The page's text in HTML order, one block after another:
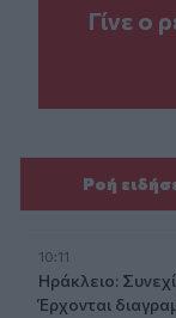
Γίνε ο
Ροή
10:11
Ηράκλειο:
Έρχονται